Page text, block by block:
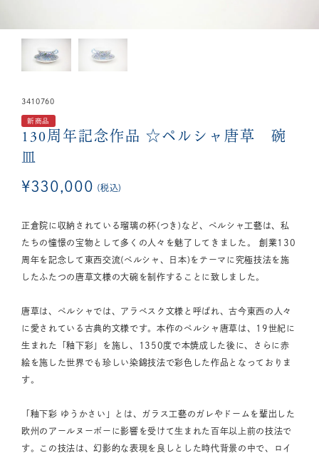
3410760
新商品
130周年記念作品 ☆ペルシャ唐草 碗
皿
¥330,000 税込
正倉院に収納されている瑠璃の杯(つき)など、ペルシャ工藝は、私
たちの憧憬の宝物として多くの人々を魅了してきました。 創業130
周年を記念して東西交流(ペルシャ、日本)をテーマに究極技法を施
したふたつの唐草文様の大碗を制作することに致しました。
唐草は、ペルシャでは、アラベスク文様と呼ばれ、古今東西の人々
に愛されている古典的文様です。本作のペルシャ唐草は、19世紀に
生まれた「釉下彩」を施し、1350度で本焼成した後に、さらに赤
絵を施した世界でも珍しい染錦技法で彩色した作品となっておりま
す。
「釉下彩 ゆうかさい」とは、ガラス工藝のガレやドームを輩出した
欧州のアールヌーボーに影響を受けて生まれた百年以上前の技法で
す。この技法は、幻影的な表現を良しとした時代背景の中で、ロイ